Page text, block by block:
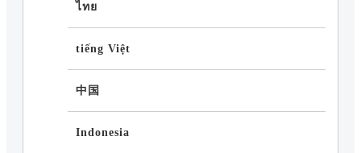
ไทย
tiếng Việt
中国
Indonesia